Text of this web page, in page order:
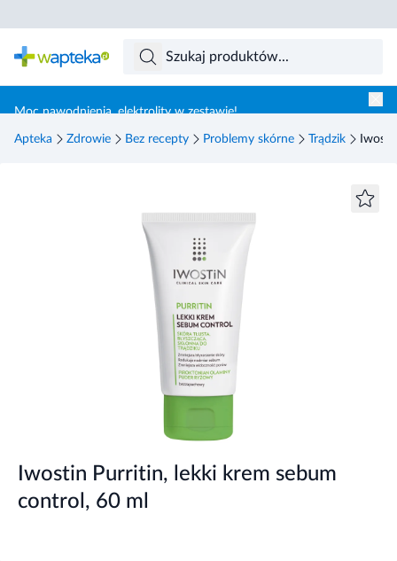
Moc nawodnienia, elektrolity w zestawie!
Apteka Zdrowie Bez recepty Problemy skórne Trądzik
Iwostin Purritin, lekki krem sebum
control, 60 ml